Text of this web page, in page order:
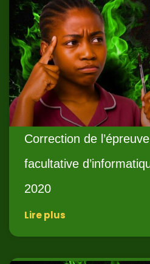
Correction de
facultative
2020
Lire plus